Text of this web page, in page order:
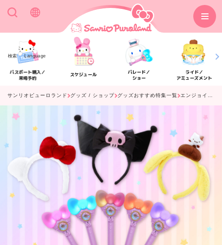
検索 Language
パスポート購入／
来場予約
スケジュール
パレード／
ショー
ライド／
アミューズメント
アクセス フロアマップ
楽しみ方 サービスガイド
サンリオピューロランド グッズ / ショップ グッズおすすめ特集一覧